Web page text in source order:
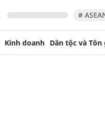
#
Kinh doanh Dân tộc và Tôn